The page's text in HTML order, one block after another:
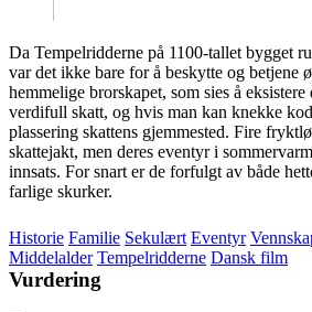
Da Tempelridderne på 1100-tallet bygget
var det ikke bare for å beskytte og betjene
hemmelige brorskapet, som sies å
verdifull skatt, og hvis man kan knekke
plassering skattens gjemmested. Fire
skattejakt, men deres eventyr i
innsats. For snart er de forfulgt av både
farlige skurker.
Historie Familie Sekulært Eventyr
Middelalder Tempelridderne Dansk film
Vurdering